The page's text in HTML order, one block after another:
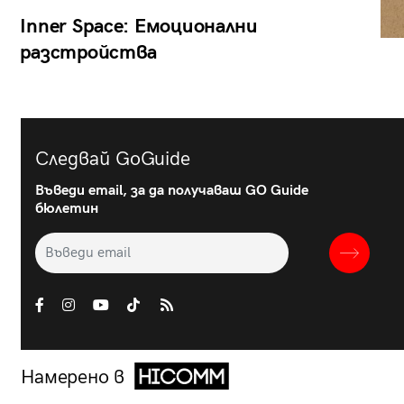
Inner Space: Емоционални
разстройства
Следвай GoGuide
Въведи email, за да получаваш GO Guide
бюлетин
Намерено в